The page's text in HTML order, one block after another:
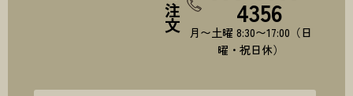
4356
月〜土曜 8:30〜17:00（日
曜・祝日休）